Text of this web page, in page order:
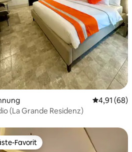
Bewertung: 4,97 von 5, 76
4,91 (68)
(La Grande Residenz)
Favorit
Favorit